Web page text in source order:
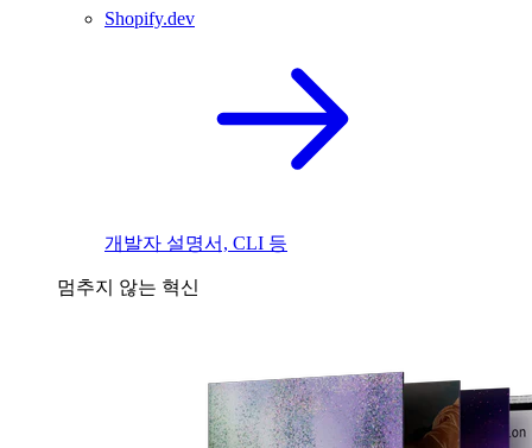
Shopify.dev
개발자 설명서, CLI 등
멈추지 않는 혁신